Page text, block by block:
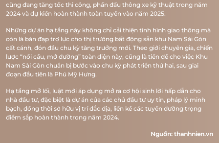
LIÊN HỆ
cũng đang tăng tốc thi công, phấn đấu thông xe kỹ thuật trong năm
2024 và dự kiến hoàn thành toàn tuyến vào năm 2025.
Những dự án hạ tầng này không chỉ cải thiện tình hình giao thông mà
còn là bàn đạp trợ lực cho thị trường bất động sản khu Nam Sài Gòn
cất cánh, đón đầu chu kỳ tăng trưởng mới. Theo giới chuyên gia, chiến
lược “nối cầu, mở đường” toàn diện này, cũng là tiền đề cho việc Khu
Nam Sài Gòn chuẩn bị bước vào chu kỳ phát triển thứ hai, sau giai
đoạn đầu tiên là Phú Mỹ Hưng.
Hạ tầng mở lối, luật mới áp dụng mở ra cơ hội sinh lời hấp dẫn cho
nhà đầu tư, đặc biệt là dự án của các chủ đầu tư uy tín, pháp lý minh
bạch, đồng thời sở hữu vị trí đắc địa, liền kề các tuyến đường trọng
điểm sắp hoàn thành trong năm 2024.
Nguồn: thanhnien.vn